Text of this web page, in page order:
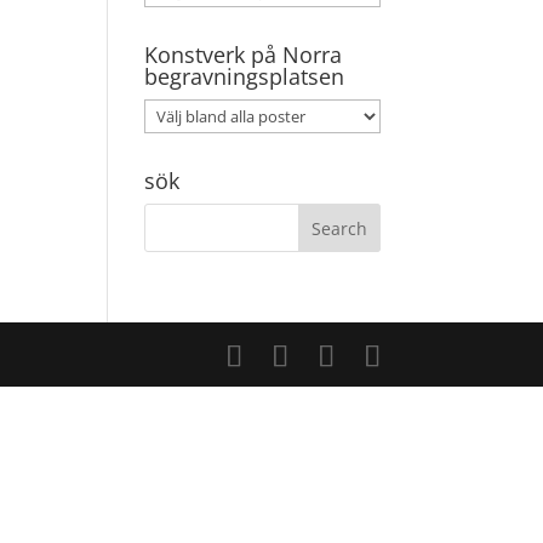
Konstverk på Norra
begravningsplatsen
sök